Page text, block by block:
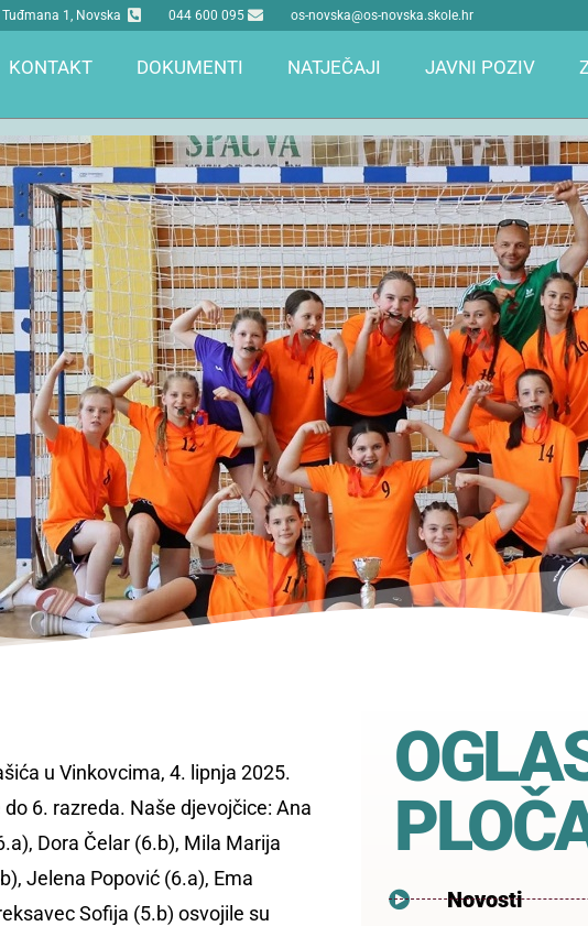
1, Novska 044 600 095 os-novska@os-novska.skole.hr
KONTAKT DOKUMENTI NATJEČAJI JAVNI POZIV
u Vinkovcima, 4. lipnja 2025.
6. razreda. Naše djevojčice: Ana
Dora Čelar (6.b), Mila Marija
Jelena Popović (6.a), Ema
Sofija (5.b) osvojile su
Novosti